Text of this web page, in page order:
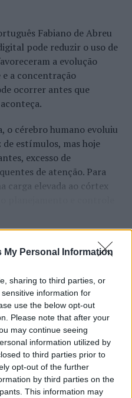
My Personal Information
sharing to third parties, or
information for
use the below opt-out
Please note that after your
may continue seeing
information utilized by
to third parties prior to
opt-out of the further
by third parties on the
This information may
com quatro
no palco do
de Penaguião
Fabiano de Abreu
pode reduzir o uso de
a evolução
a concentração
ocorrer antes que
o cérebro humano evoluiu
de estímulos, mas hoje
excesso de
de atenção. Para
carga elevada ao córtex
digitais também
de recompensa do
Na sua visão,
ativas na memória e
enquanto o stress
de cortisol e
ressalta que não há
digital provoque mudanças
A adaptação observada,
Open 2026”
ATP com
Van Assche
07/08/2026